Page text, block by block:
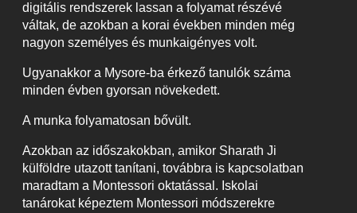
digitális rendszerek lassan a folyamat részévé
váltak, de azokban a korai években minden még
nagyon személyes és munkaigényes volt.
Ugyanakkor a Mysore-ba érkező tanulók száma
minden évben gyorsan növekedett.
A munka folyamatosan bővült.
Azokban az időszakokban, amikor Sharath Ji
külföldre utazott tanítani, továbbra is kapcsolatban
maradtam a Montessori oktatással. Iskolai
tanárokat képeztem Montessori módszerekre